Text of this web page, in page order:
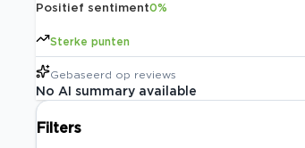
Positief sentiment0%
Sterke punten
Gebaseerd op reviews
No AI summary available
Filters